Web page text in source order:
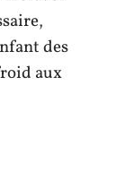
des
aux